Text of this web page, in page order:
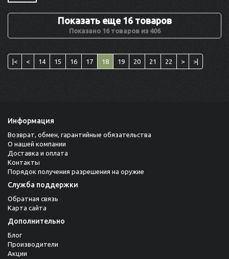
Показать еще 16 товаров
Показано 16 товаров из 406
|< < 14 15 16 17 18 19 20 21 22 > >|
Информация
Возврат, обмен, гарантийные обязательства
О нашей компании
Доставка и оплата
Контакты
Порядок получения разрешения на оружие
Служба поддержки
Обратная связь
Карта сайта
Дополнительно
Блог
Производители
Акции